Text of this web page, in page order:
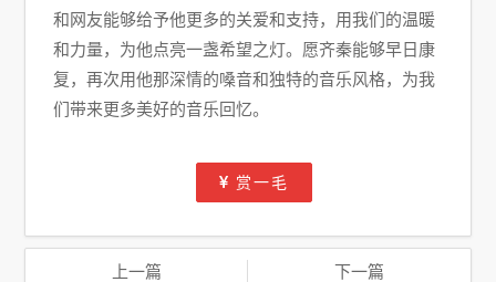
和网友能够给予他更多的关爱和支持，用我们的温暖
和力量，为他点亮一盏希望之灯。愿齐秦能够早日康
复，再次用他那深情的嗓音和独特的音乐风格，为我
们带来更多美好的音乐回忆。
赏一毛
上一篇
下一篇